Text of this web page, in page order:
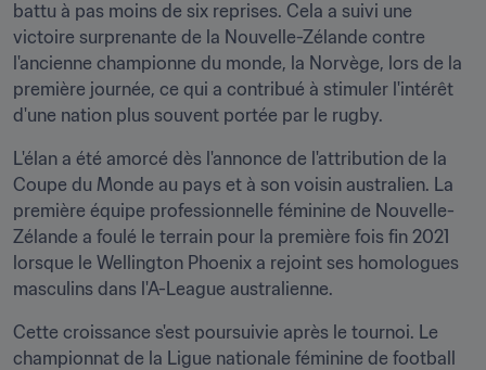
battu à pas moins de six reprises. Cela a suivi une
victoire surprenante de la Nouvelle-Zélande contre
l'ancienne championne du monde, la Norvège, lors de la
première journée, ce qui a contribué à stimuler l'intérêt
d'une nation plus souvent portée par le rugby.
L'élan a été amorcé dès l'annonce de l'attribution de la
Coupe du Monde au pays et à son voisin australien. La
première équipe professionnelle féminine de Nouvelle-
Zélande a foulé le terrain pour la première fois fin 2021
lorsque le Wellington Phoenix a rejoint ses homologues
masculins dans l'A-League australienne.
Cette croissance s'est poursuivie après le tournoi. Le
championnat de la Ligue nationale féminine de football